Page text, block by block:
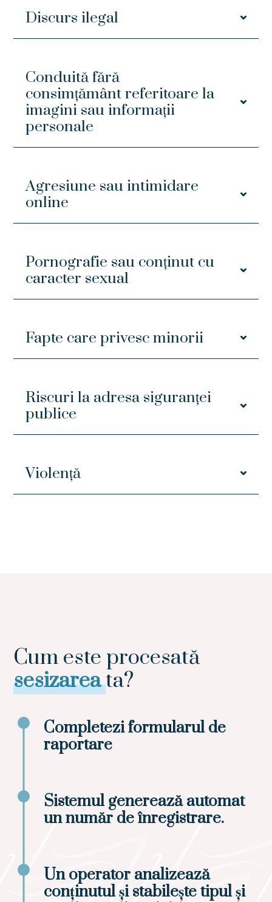
Discurs ilegal
Conduită fără
consimțământ referitoare la
imagini sau informații
personale
Agresiune sau intimidare
online
Pornografie sau conținut cu
caracter sexual
Fapte care privesc minorii
Riscuri la adresa siguranței
publice
Violență
Cum este procesată
sesizareata?
Completezi formularul de
raportare
Sistemul generează automat
un număr de înregistrare.
Un operator analizează
conținutul și stabilește tipul și